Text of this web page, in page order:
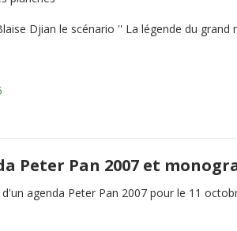
Djian le scénario '' La légende du grand
Peter Pan 2007 et
agenda Peter Pan 2007 pour le 11